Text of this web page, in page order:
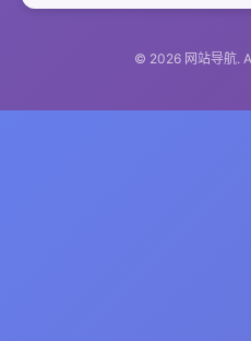
© 2026 网站导航.